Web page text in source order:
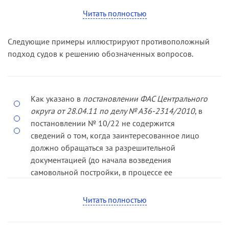
возведено без получения разрешительных
Читать полностью
Следующие примеры иллюстрируют противоположный
подход судов к решению обозначенных вопросов.
Как указано в постановлении ФАС Центрального
округа от 28.04.11 по делу № А36-­2314/2010, в
постановлении № 10/22 не содержится
сведений о том, когда заинтересованное лицо
должно обращаться за разрешительной
документацией (до начала возведе­ния
самовольной постройки, в процессе ее
Поскольку в материалы дела представ­ лены
доказательства, подтверждающие, что после
Читать полностью